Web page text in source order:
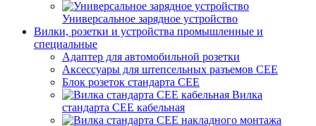
Универсальное зарядное устройство
Вилки, розетки и устройства промышленные и
специальные
Адаптер для автомобильной розетки
Аксессуары для штепсельных разъемов CEE
Блок розеток стандарта CEE
Вилка
стандарта CEE кабельная